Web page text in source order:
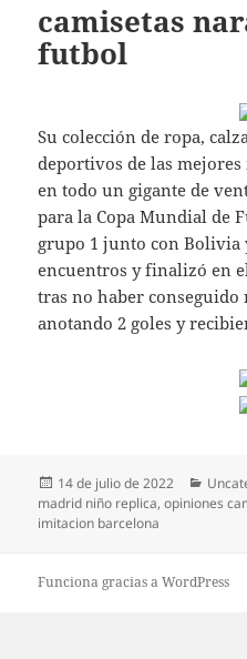
camisetas
futbol
Su colección de ropa,
deportivos de las
en todo un gigante de
para la Copa Mundial de
grupo 1 junto con Bolivia
encuentros y finalizó en
tras no haber
anotando 2 goles y
Publicado
el
14 de julio de 2022
madrid niño replica,opiniones
imitacion barcelona
Funciona gracias a WordPress